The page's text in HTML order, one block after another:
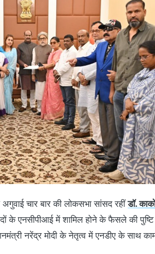
चार बार की लोकसभा सांसद रहींडॉ.
के एनसीपीआई में शामिल होने के फैसले की
नरेंद्र मोदी के नेतृत्व में एनडीए के साथ